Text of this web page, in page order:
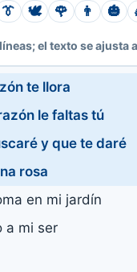
👔 🕊️ 🌹 👨 🎃
el texto se ajusta
te llora
le faltas tú
y que te daré
rosa
en mi jardín
a mi ser